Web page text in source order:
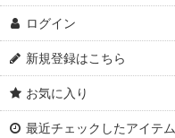
ログイン
新規登録はこちら
お気に入り
最近チェックしたアイテム